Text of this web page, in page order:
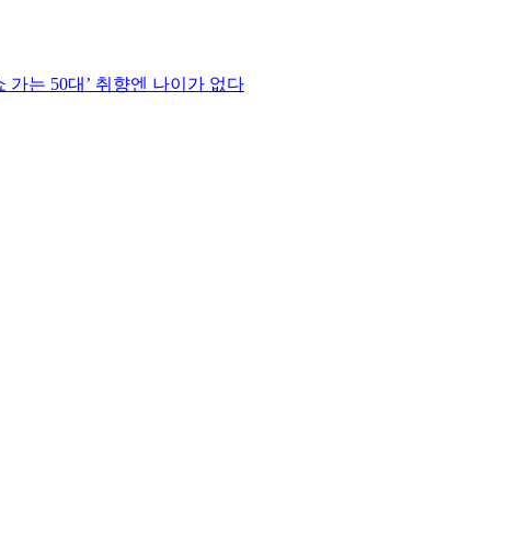
가는 50대’ 취향엔 나이가 없다